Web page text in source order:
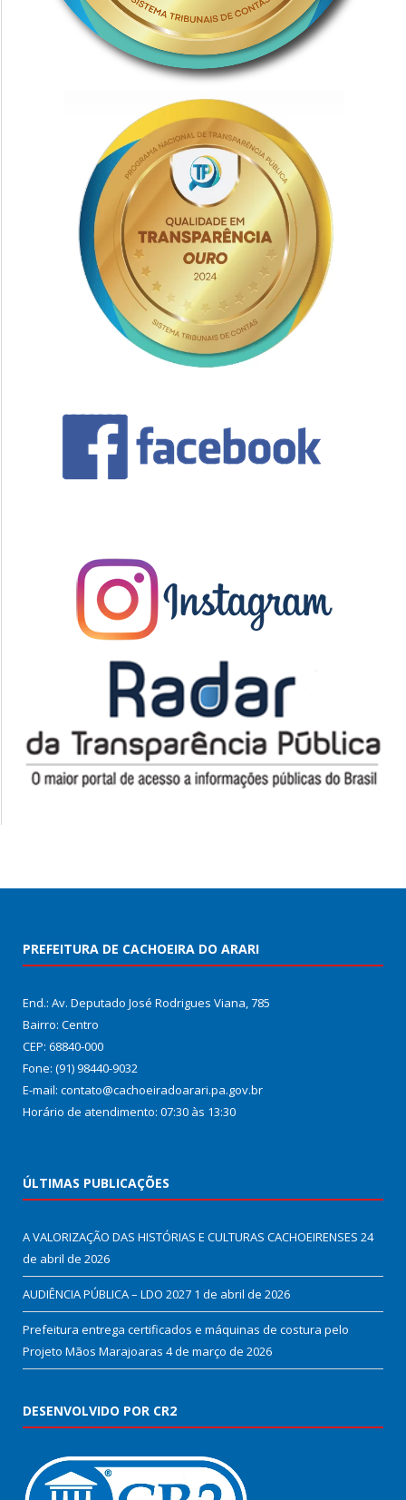
PREFEITURA DE CACHOEIRA DO ARARI
End.: Av. Deputado José Rodrigues Viana, 785
Bairro: Centro
CEP: 68840-000
Fone: (91) 98440-9032
E-mail: contato@cachoeiradoarari.pa.gov.br
Horário de atendimento: 07:30 às 13:30
ÚLTIMAS PUBLICAÇÕES
A VALORIZAÇÃO DAS HISTÓRIAS E CULTURAS CACHOEIRENSES 24
de abril de 2026
AUDIÊNCIA PÚBLICA – LDO 2027 1 de abril de 2026
Prefeitura entrega certificados e máquinas de costura pelo
Projeto Mãos Marajoaras 4 de março de 2026
DESENVOLVIDO POR CR2